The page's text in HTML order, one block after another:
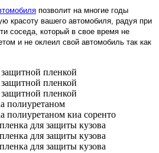
позволит на многие годы
красоту вашего автомобиля, радуя при
соседа, который в свое время не
и не оклеил свой автомобиль так как